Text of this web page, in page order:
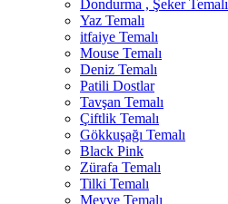
Dondurma , Şeker Temalı
Yaz Temalı
itfaiye Temalı
Mouse Temalı
Deniz Temalı
Patili Dostlar
Tavşan Temalı
Çiftlik Temalı
Gökkuşağı Temalı
Black Pink
Zürafa Temalı
Tilki Temalı
Meyve Temalı